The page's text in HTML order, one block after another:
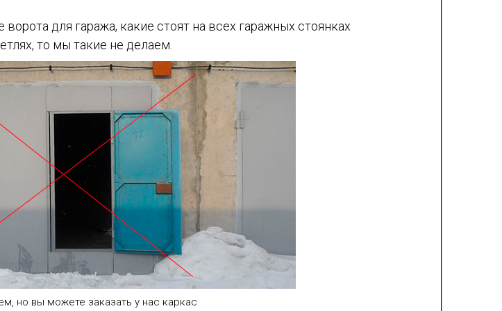
для гаража, какие стоят на всех гаражных стоянках
то мы такие не делаем.
но вы можете заказать у нас каркас